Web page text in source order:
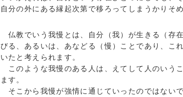
自分の外にある縁起次第で移ろってしまうかりそ
仏教でいう我慢とは、自分（我）が生きる（存
びる、あるいは、あなどる（慢）ことであり、こ
いたと考えられます。
このような我慢のある人は、えてして人のいう
ます。
そこから我慢が強情に通じていったのではないで